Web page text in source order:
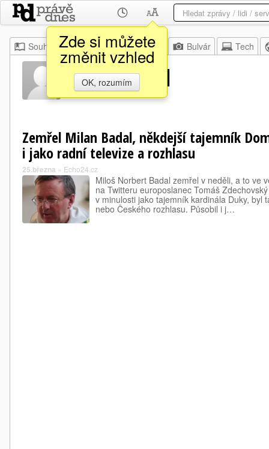
Zde si můžete
změnit vzhled
OK, rozumím
Souhrn Moje Z domova Bulvár Tech
Miloš Bádal
Zemřel Milan Badal, někdejší tajemník
i jako radní televize a rozhlasu
25.března » Echo24.cz
Miloš Norbert Badal zemřel v neděli, a to ve
na Twitteru europoslanec Tomáš
v minulosti jako tajemník kardinála Duky, byl
nebo Českého rozhlasu. Působil i j…